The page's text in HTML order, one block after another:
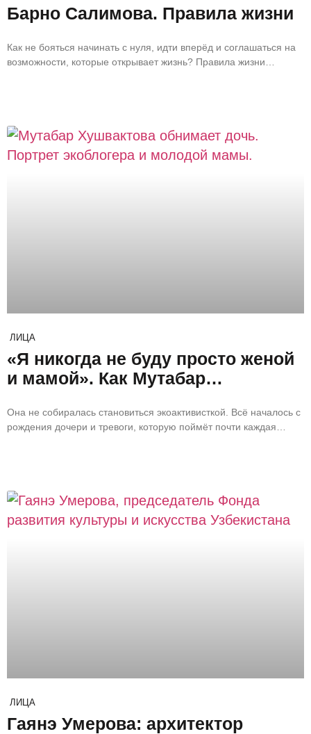
Барно Салимова. Правила жизни
Как не бояться начинать с нуля, идти вперёд и соглашаться на
возможности, которые открывает жизнь? Правила жизни
ЛИЦА
«Я никогда не буду просто женой
и мамой». Как Мутабар
экологических проблем
Узбекистана
Она не собиралась становиться экоактивисткой. Всё началось с
рождения дочери и тревоги, которую поймёт почти каждая
ЛИЦА
Гаянэ Умерова: архитектор